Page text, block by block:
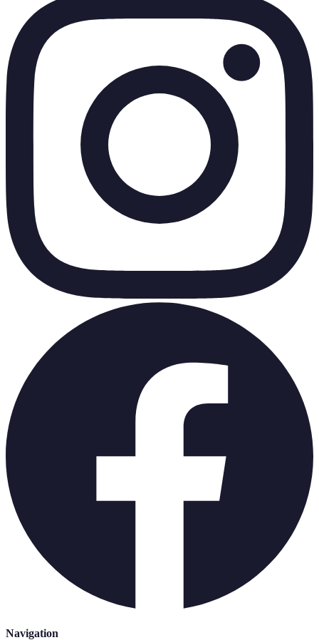
Navigation